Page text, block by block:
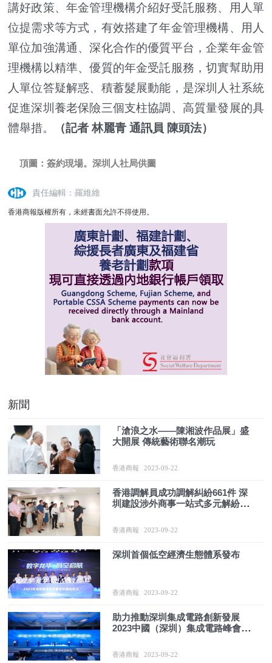
講好政策、年金管理機構介紹好受託服務、用人單
位提需求等方式，有效搭建了年金管理機構、用人
單位加強溝通、深化合作的優質平台，企業年金管
理機構以精準、優質的年金受託服務，切實幫助用
人單位答疑解惑、積蓄髮展動能，是深圳人社系統
促進深圳養老保險三個支柱協調、高質量發展的具
體舉措。
（記者 林麗青 通訊員 陳頭法）
頂圖：簽約現場。深圳人社局供圖
責任編輯：羅維維
香港商報版權所有，未經書面允許不得使用。
新聞
「滄浪之水——陳湘波作品展」盛
大開展 傳統藝術聯名潮玩
香港商報 2023-09-22
香港調解員成功調解糾紛661件 深
圳建設涉外商事一站式多元解紛中
香港商報 2023-09-22
深圳首個低空經濟生態體系發布
香港商報 2023-09-22
助力推動深圳集成電路創新發展
2023中國（深圳）集成電路峰會成
香港商報 2023-09-22